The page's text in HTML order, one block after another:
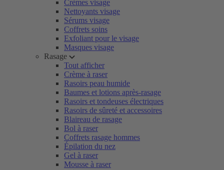
Crèmes visage
Nettoyants visage
Sérums visage
Coffrets soins
Exfoliant pour le visage
Masques visage
Rasage
Tout afficher
Crème à raser
Rasoirs peau humide
Baumes et lotions après-rasage
Rasoirs et tondeuses électriques
Rasoirs de sûreté et accessoires
Blaireau de rasage
Bol à raser
Coffrets rasage hommes
Épilation du nez
Gel à raser
Mousse à raser